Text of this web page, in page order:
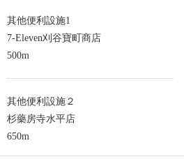
其他便利設施1
7-Eleven刈谷寶町商店
500m
其他便利設施２
杉藥房寺水平店
650m